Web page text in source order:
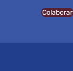
Colaborar